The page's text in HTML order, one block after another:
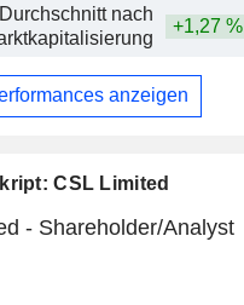
CSL Limited
- Shareholder/Analyst
nach
+1,27 %
anzeigen